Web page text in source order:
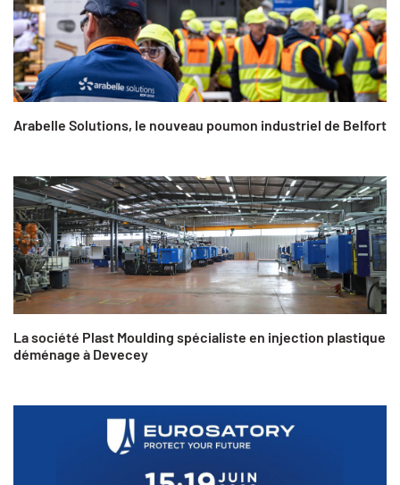
Arabelle Solutions, le nouveau poumon industriel de Belfort
La société Plast Moulding spécialiste en injection plastique
déménage à Devecey